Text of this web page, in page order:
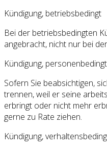
Kündigung, betriebsbedingt
Bei der betriebsbedingten
angebracht, nicht nur bei
Kündigung, personenbedingt
Sofern Sie beabsichtigen,
trennen, weil er seine
erbringt oder nicht mehr
gerne zu Rate ziehen.
Kündigung,